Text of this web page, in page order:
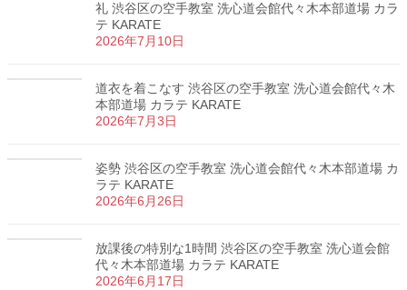
礼 渋谷区の空手教室 洗心道会館代々木本部道場 カラ
テ KARATE
2026年7月10日
道衣を着こなす 渋谷区の空手教室 洗心道会館代々木
本部道場 カラテ KARATE
2026年7月3日
姿勢 渋谷区の空手教室 洗心道会館代々木本部道場 カ
ラテ KARATE
2026年6月26日
放課後の特別な1時間 渋谷区の空手教室 洗心道会館
代々木本部道場 カラテ KARATE
2026年6月17日